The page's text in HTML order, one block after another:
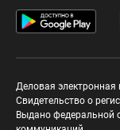
Деловая электронная
Свидетельство о
Выдано федеральной